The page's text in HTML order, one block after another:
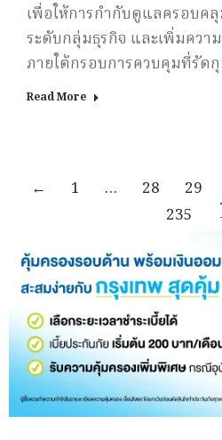
เพื่อให้การกำกับดูแลครอบค
ระดับกลุ่มธุรกิจ และเพิ่มคว
ภายใต้กรอบการควบคุมที่รัด
Read More
← 1 … 28 29
235